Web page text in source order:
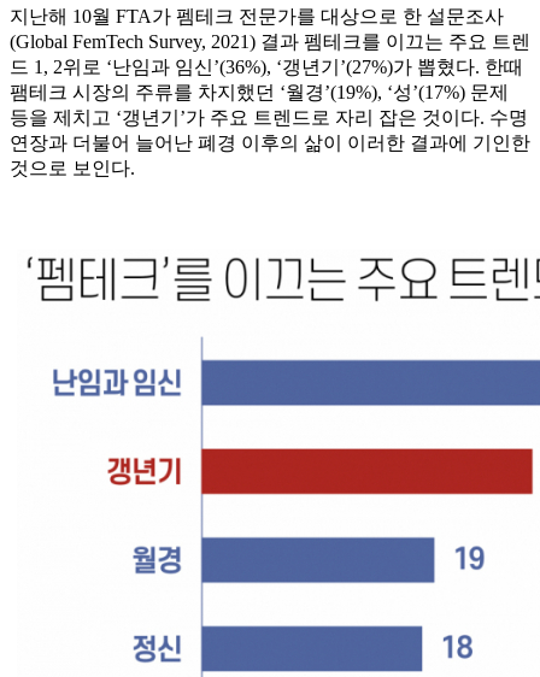
지난해 10월 FTA가 펨테크 전문가를 대상으로 한 설문조사
(Global FemTech Survey, 2021) 결과 펨테크를 이끄는 주요 트렌
드 1, 2위로 ‘난임과 임신’(36%), ‘갱년기’(27%)가 뽑혔다. 한때
팸테크 시장의 주류를 차지했던 ‘월경’(19%), ‘성’(17%) 문제
등을 제치고 ‘갱년기’가 주요 트렌드로 자리 잡은 것이다. 수명
연장과 더불어 늘어난 폐경 이후의 삶이 이러한 결과에 기인한
것으로 보인다.